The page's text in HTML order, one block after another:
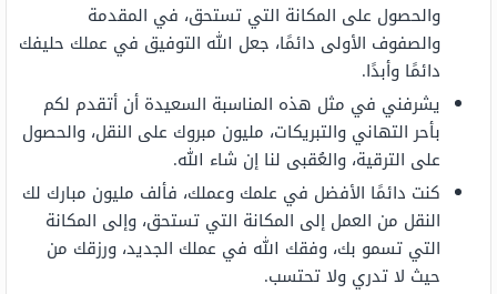
والحصول على المكانة التي تستحق، في المقدمة
والصفوف الأولى دائمًا، جعل الله التوفيق في عملك حليفك
دائمًا وأبدًا.
يشرفني في مثل هذه المناسبة السعيدة أن أتقدم لكم
بأحر التهاني والتبريكات، مليون مبروك على النقل، والحصول
على الترقية، والعُقبى لنا إن شاء الله.
كنت دائمًا الأفضل في علمك وعملك، فألف مليون مبارك لك
النقل من العمل إلى المكانة التي تستحق، وإلى المكانة
التي تسمو بك، وفقك الله في عملك الجديد، ورزقك من
حيث لا تدري ولا تحتسب.